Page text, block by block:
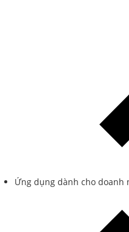
Ứng dụng dành cho doanh